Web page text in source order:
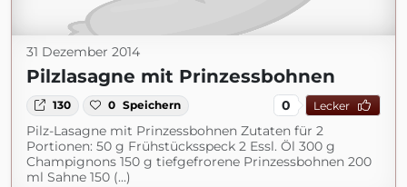
31 Dezember 2014
Pilzlasagne mit Prinzessbohnen
130 0 Speichern 0 Lecker
Pilz-Lasagne mit Prinzessbohnen Zutaten für 2
Portionen: 50 g Frühstücksspeck 2 Essl. Öl 300 g
Champignons 150 g tiefgefrorene Prinzessbohnen 200
ml Sahne 150 (...)